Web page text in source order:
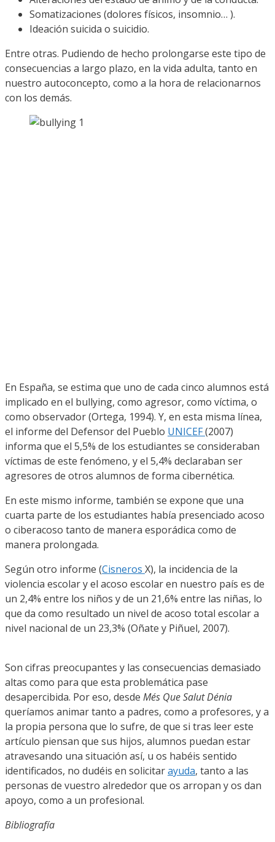
Somatizaciones (dolores físicos, insomnio… ).
Ideación suicida o suicidio.
Entre otras. Pudiendo de hecho prolongarse este tipo de
consecuencias a largo plazo, en la vida adulta, tanto en
nuestro autoconcepto, como a la hora de relacionarnos
con los demás.
En España, se estima que uno de cada cinco alumnos está
implicado en el bullying, como agresor, como víctima, o
como observador (Ortega, 1994). Y, en esta misma línea,
el informe del Defensor del Pueblo UNICEF(2007)
informa que el 5,5% de los estudiantes se consideraban
víctimas de este fenómeno, y el 5,4% declaraban ser
agresores de otros alumnos de forma cibernética.
En este mismo informe, también se expone que una
cuarta parte de los estudiantes había presenciado acoso
o ciberacoso tanto de manera esporádica como de
manera prolongada.
Según otro informe (Cisneros X), la incidencia de la
violencia escolar y el acoso escolar en nuestro país es de
un 2,4% entre los niños y de un 21,6% entre las niñas, lo
que da como resultado un nivel de acoso total escolar a
nivel nacional de un 23,3% (Oñate y Piñuel, 2007).
Son cifras preocupantes y las consecuencias demasiado
altas como para que esta problemática pase
desapercibida. Por eso, desde Més Que Salut Dénia
queríamos animar tanto a padres, como a profesores, y a
la propia persona que lo sufre, de que si tras leer este
artículo piensan que sus hijos, alumnos puedan estar
atravesando una situación así, u os habéis sentido
identificados, no dudéis en solicitarayuda, tanto a las
personas de vuestro alrededor que os arropan y os dan
apoyo, como a un profesional.
Bibliografía